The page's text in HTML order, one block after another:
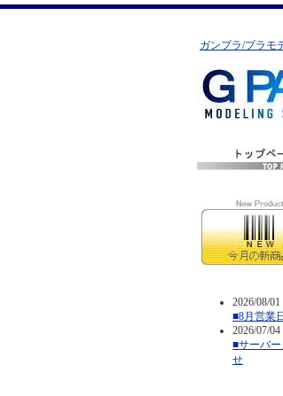
ガンプラ/プラモ
2026/08/01
■8月営業
2026/07/04
■サーバ
せ